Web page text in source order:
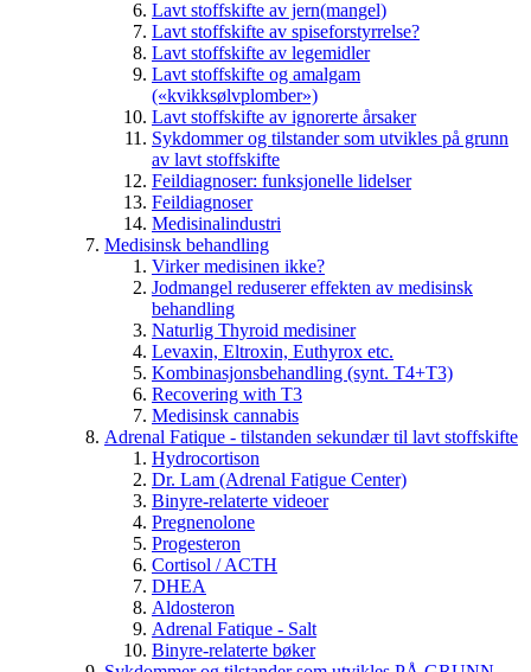
Lavt stoffskifte av jern(mangel)
Lavt stoffskifte av spiseforstyrrelse?
Lavt stoffskifte av legemidler
Lavt stoffskifte og amalgam
(«kvikksølvplomber»)
Lavt stoffskifte av ignorerte årsaker
Sykdommer og tilstander som utvikles på grunn
av lavt stoffskifte
Feildiagnoser: funksjonelle lidelser
Feildiagnoser
Medisinalindustri
Medisinsk behandling
Virker medisinen ikke?
Jodmangel reduserer effekten av medisinsk
behandling
Naturlig Thyroid medisiner
Levaxin, Eltroxin, Euthyrox etc.
Kombinasjonsbehandling (synt. T4+T3)
Recovering with T3
Medisinsk cannabis
Adrenal Fatique - tilstanden sekundær til lavt stoffskifte
Hydrocortison
Dr. Lam (Adrenal Fatigue Center)
Binyre-relaterte videoer
Pregnenolone
Progesteron
Cortisol / ACTH
DHEA
Aldosteron
Adrenal Fatique - Salt
Binyre-relaterte bøker